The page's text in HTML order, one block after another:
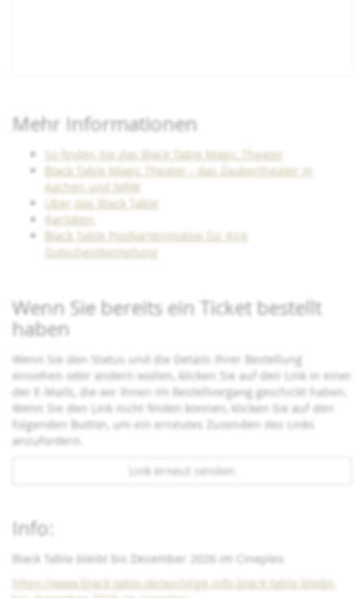
Mehr Informationen
So finden Sie das Black Table Magic Theater
Black Table Magic Theater - das Zaubertheater in
Aachen und NRW
Über das Black Table
Raritäten
Black Table Postkartenmotive für Ihre
Gutscheinbestellung
Wenn Sie bereits ein Ticket bestellt
haben
Wenn Sie den Status und die Details Ihrer Bestellung
einsehen oder ändern wollen, klicken Sie auf den Link in einer
der E-Mails, die wir Ihnen im Bestellvorgang geschickt haben.
Wenn Sie den Link nicht finden können, klicken Sie auf den
folgenden Button, um ein erneutes Zusenden des Links
anzufordern.
Link erneut senden
Info:
Black Table bleibt bis Dezember 2026 im Cineplex
https://www.black-table.de/wichtige-info-black-table-bleibt-